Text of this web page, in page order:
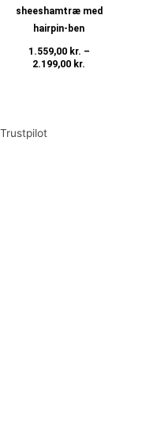
sheeshamtræ med
hairpin-ben
1.559,00 kr. –
2.199,00 kr.
Trustpilot